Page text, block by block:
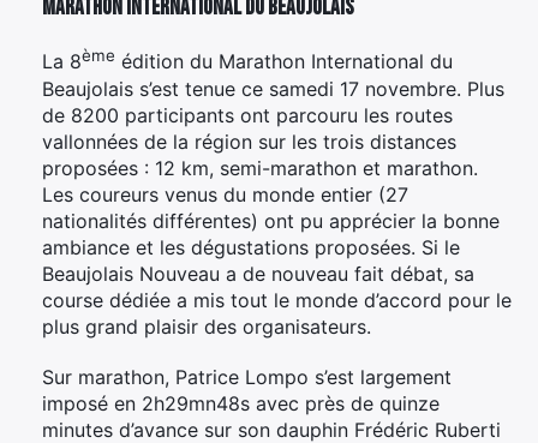
Marathon International du Beaujolais
La 8ème édition du Marathon International du
Beaujolais s’est tenue ce samedi 17 novembre. Plus
de 8200 participants ont parcouru les routes
vallonnées de la région sur les trois distances
proposées : 12 km, semi-marathon et marathon.
Les coureurs venus du monde entier (27
nationalités différentes) ont pu apprécier la bonne
ambiance et les dégustations proposées. Si le
Beaujolais Nouveau a de nouveau fait débat, sa
course dédiée a mis tout le monde d’accord pour le
plus grand plaisir des organisateurs.
Sur marathon, Patrice Lompo s’est largement
imposé en 2h29mn48s avec près de quinze
minutes d’avance sur son dauphin Frédéric Ruberti